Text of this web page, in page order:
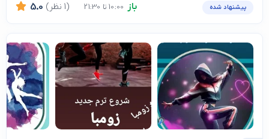
پیشنهاد شده باز 5.0 (1 نظر)